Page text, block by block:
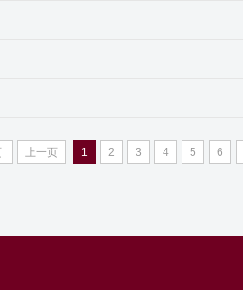
上一页 1 2 3 4 5 6